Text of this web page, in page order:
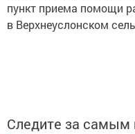
пункт приема помощи
в Верхнеуслонском
Следите за